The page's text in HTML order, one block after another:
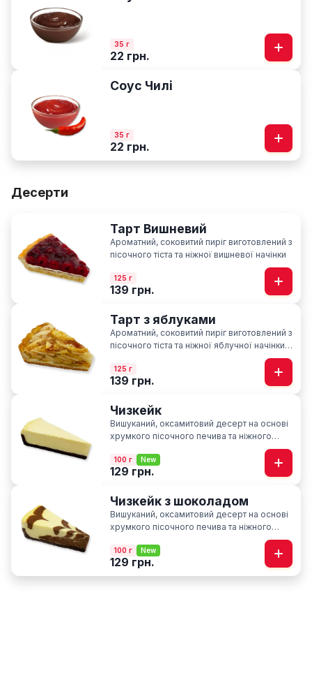
35 г
22 грн.
Соус Чилі
35 г
22 грн.
Десерти
Тарт Вишневий
Ароматний, соковитий пиріг виготовлений з
пісочного тіста та ніжної вишневої начінки
125 г
139 грн.
Тарт з яблуками
Ароматний, соковитий пиріг виготовлений з
пісочного тіста та ніжної яблучної начінки із
125 г
139 грн.
Чизкейк
Вишуканий, оксамитовий десерт на основі
хрумкого пісочного печива та ніжного
100 г New
129 грн.
Чизкейк з шоколадом
Вишуканий, оксамитовий десерт на основі
хрумкого пісочного печива та ніжного
вершкового сиру з нотками шоколаду
100 г New
129 грн.